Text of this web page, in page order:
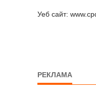
Уеб сайт:
РЕКЛАМА